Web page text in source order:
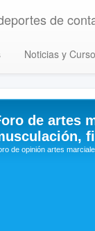
de
Noticias y
de artes
de opinión artes